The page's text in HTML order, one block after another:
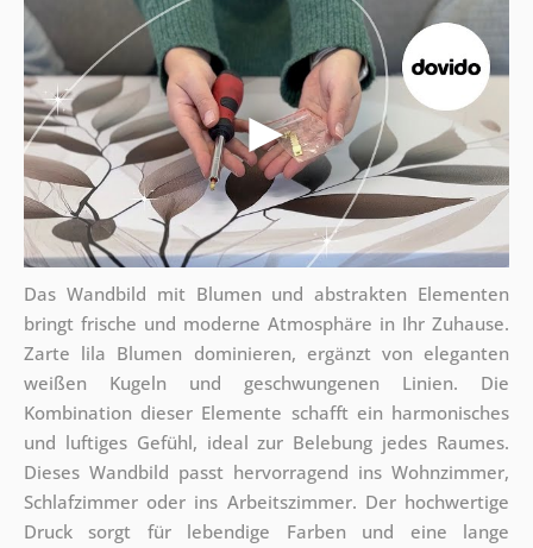
Das Wandbild mit Blumen und abstrakten Elementen
bringt frische und moderne Atmosphäre in Ihr Zuhause.
Zarte lila Blumen dominieren, ergänzt von eleganten
weißen Kugeln und geschwungenen Linien. Die
Kombination dieser Elemente schafft ein harmonisches
und luftiges Gefühl, ideal zur Belebung jedes Raumes.
Dieses Wandbild passt hervorragend ins Wohnzimmer,
Schlafzimmer oder ins Arbeitszimmer. Der hochwertige
Druck sorgt für lebendige Farben und eine lange